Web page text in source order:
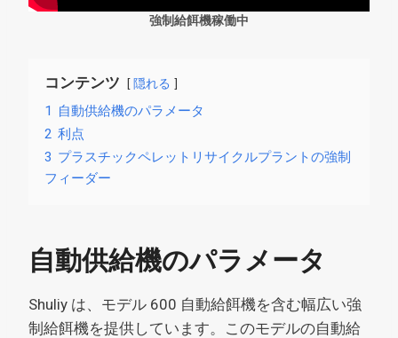
強制給餌機稼働中
コンテンツ 隠れる
1
自動供給機のパラメータ
2 利点
3 プラスチックペレットリサイクルプラントの強制
フィーダー
自動供給機のパラメータ
Shuliy は、モデル 600 自動給餌機を含む幅広い強
制給餌機を提供しています。このモデルの自動給